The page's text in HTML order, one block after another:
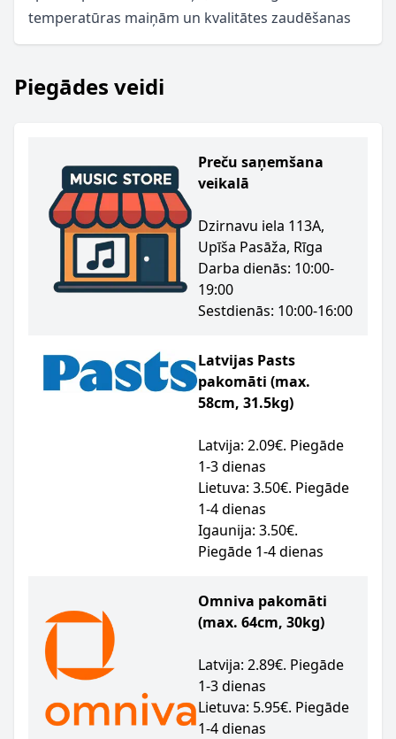
temperatūras maiņām un kvalitātes zaudēšanas
Piegādes veidi
Preču saņemšana
veikalā
Dzirnavu iela 113A,
Upīša Pasāža, Rīga
Darba dienās: 10:00-
19:00
Sestdienās: 10:00-16:00
Latvijas Pasts
pakomāti (max.
58cm, 31.5kg)
Latvija: 2.09€. Piegāde
1-3 dienas
Lietuva: 3.50€. Piegāde
1-4 dienas
Igaunija: 3.50€.
Piegāde 1-4 dienas
Omniva pakomāti
(max. 64cm, 30kg)
Latvija: 2.89€. Piegāde
1-3 dienas
Lietuva: 5.95€. Piegāde
1-4 dienas